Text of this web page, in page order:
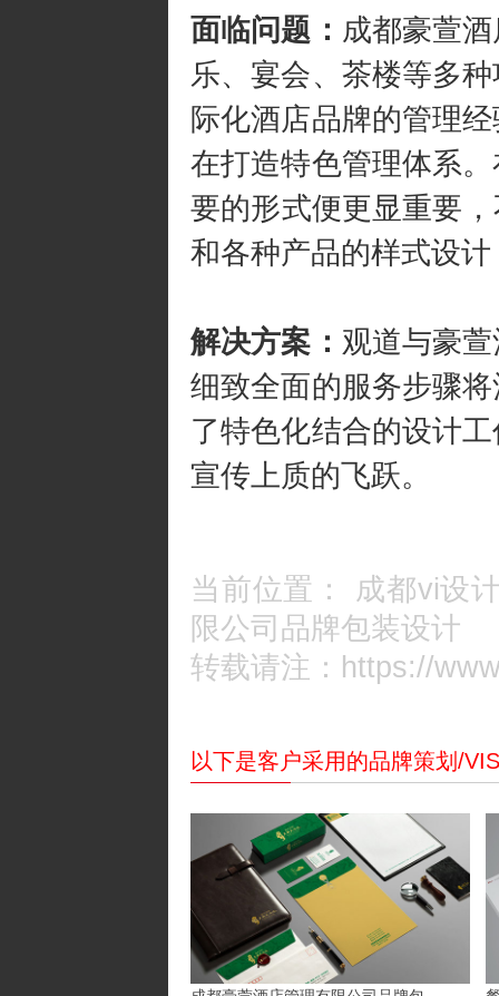
面临问题： 成都豪萱
乐、宴会、茶楼等多
际化酒店品牌的管理
在打造特色管理体系
要的形式便更显重要
和各种产品的样式设
解决方案： 观道与豪
细致全面的服务步骤
了特色化结合的设计
宣传上质的飞跃。
当前位置： 成都vi设
限公司品牌包装设计
转载请注：https://
以下是客户采用的品牌策划/VIS